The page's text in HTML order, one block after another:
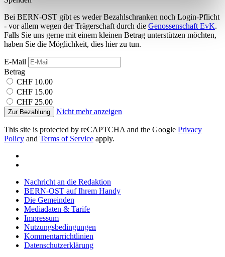
Abschnitt Einzelheitenfest.
Wir verwenden Cookies, um Inhalte und Anzeigen zu
zu können und die Zugriffe auf unsere Website zu
analysieren. Außerdem geben wir Informationen zu Ihrer
Verwendung unserer Website an unsere Partner für
soziale Medien, Werbung und Analysen weiter. Unsere
Partner führen diese Informationen möglicherweise mit
weiteren Daten zusammen, die Sie ihnen bereitgestellt
haben oder die sie im Rahmen Ihrer Nutzung der Dienste
Bei BERN-OST gibt es weder Bezahlschranken noch Login-Pflicht
- vor allem wegen der Trägerschaft durch die Genossenschaft EvK.
Falls Sie uns gerne mit einem kleinen Betrag unterstützen möchten,
haben Sie die Möglichkeit, dies hier zu tun.
E-Mail
Betrag
CHF 10.00
CHF 15.00
CHF 25.00
Zur Bezahlung Nicht mehr anzeigen
This site is protected by reCAPTCHA and the Google Privacy
Policy and Terms of Service apply.
Nachricht an die Redaktion
BERN-OST auf Ihrem Handy
Die Gemeinden
Mediadaten & Tarife
Impressum
Nutzungsbedingungen
Kommentarrichtlinien
Datenschutzerklärung